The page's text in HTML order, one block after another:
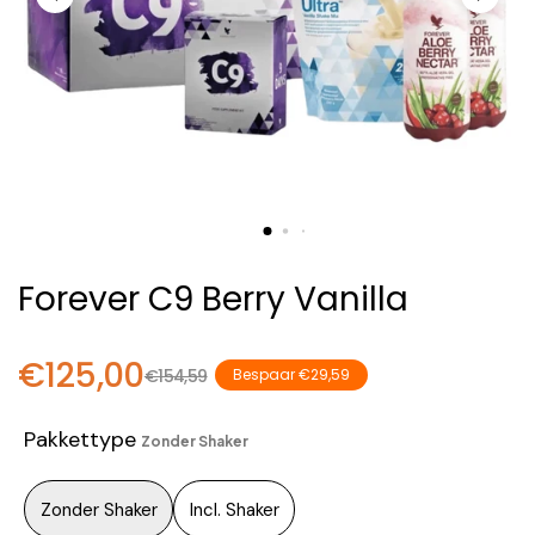
Forever C9 Berry Vanilla
€125,00€154,59 Bespaar €29,59
Pakkettype Zonder Shaker
Zonder Shaker Incl. Shaker